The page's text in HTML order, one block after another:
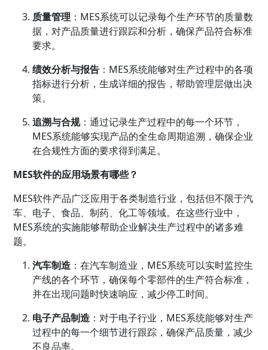
质量管理 ：MES系统可以记录每个生产环节的质量数
据，对产品质量进行跟踪和分析，确保产品符合标准
要求。
绩效分析与报告 ：MES系统能够对生产过程中的各项
指标进行分析，生成详细的报告，帮助管理层做出决
策。
追溯与合规：通过记录生产过程中的每一个环节，
MES系统能够实现产品的全生命周期追溯，确保企业
在合规性方面的要求得到满足。
MES软件的应用场景有哪些？
MES软件产品广泛应用于各类制造行业，包括但不限于汽
车、电子、食品、制药、化工等领域。在这些行业中，
MES系统的实施能够帮助企业解决生产过程中的诸多难
题。
汽车制造 ：在汽车制造业，MES系统可以实时监控生
产线的各个环节，确保每个零部件的生产符合标准，
并在出现问题时快速响应，减少停工时间。
电子产品制造 ：对于电子行业，MES系统能够对生产
过程中的每一个细节进行跟踪，确保产品质量，减少
不良品率。